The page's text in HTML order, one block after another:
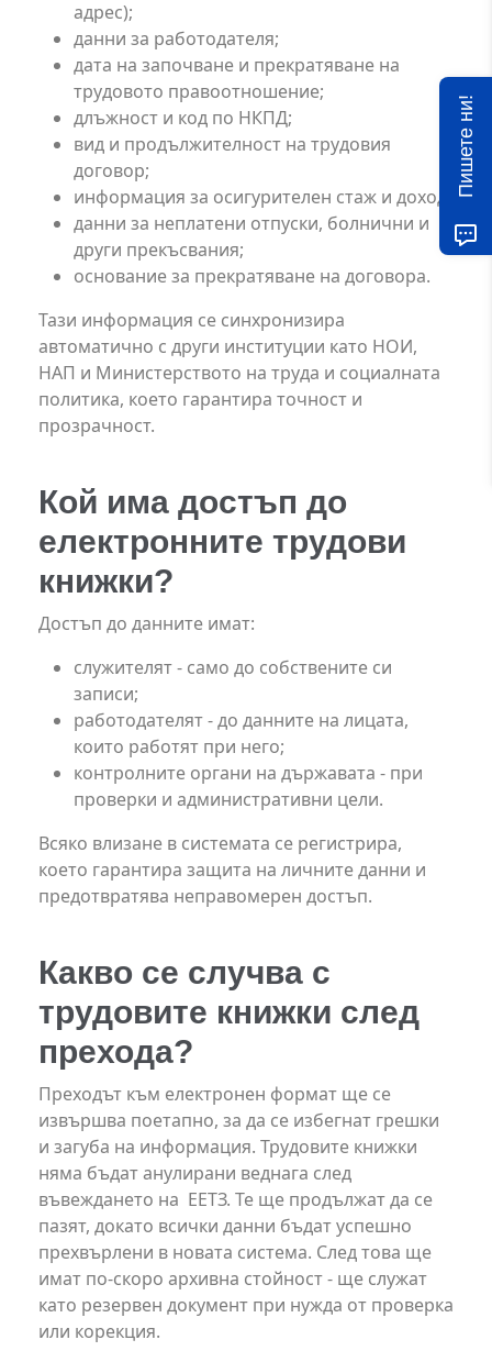
адрес);
данни за работодателя;
дата на започване и прекратяване на
трудовото правоотношение;
длъжност и код по НКПД;
вид и продължителност на трудовия
договор;
информация за осигурителен стаж и доход;
данни за неплатени отпуски, болнични и
други прекъсвания;
основание за прекратяване на договора.
Тази информация се синхронизира
автоматично с други институции като НОИ,
НАП и Министерството на труда и социалната
политика, което гарантира точност и
прозрачност.
Кой има достъп до
електронните трудови
книжки?
Достъп до данните имат:
служителят - само до собствените си
записи;
работодателят - до данните на лицата,
които работят при него;
контролните органи на държавата - при
проверки и административни цели.
Всяко влизане в системата се регистрира,
което гарантира защита на личните данни и
предотвратява неправомерен достъп.
Какво се случва с
трудовите книжки след
прехода?
Преходът към електронен формат ще се
извършва поетапно, за да се избегнат грешки
и загуба на информация. Трудовите книжки
няма бъдат анулирани веднага след
въвеждането на ЕЕТЗ. Те ще продължат да се
пазят, докато всички данни бъдат успешно
прехвърлени в новата система. След това ще
имат по-скоро архивна стойност - ще служат
като резервен документ при нужда от проверка
или корекция.
Пишете ни!